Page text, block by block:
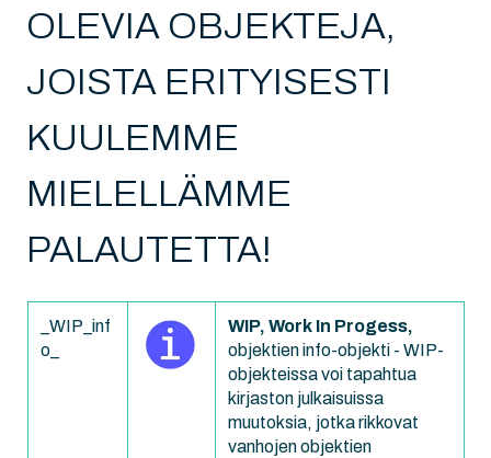
OLEVIA OBJEKTEJA,
JOISTA ERITYISESTI
KUULEMME
MIELELLÄMME
PALAUTETTA!
_WIP_inf
o_
WIP, Work In Progess,
objektien info-objekti - WIP-
objekteissa voi tapahtua
kirjaston julkaisuissa
muutoksia, jotka rikkovat
vanhojen objektien